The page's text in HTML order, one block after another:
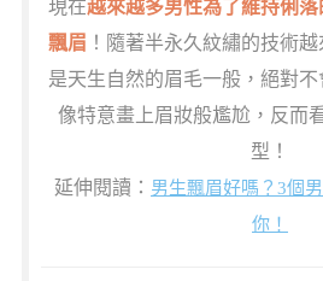
現在越來越多男性為了維持俐
飄眉 ！隨著半永久紋繡的技術
是天生自然的眉毛一般，絕對
像特意畫上眉妝般尷尬，反而
型！
延伸閱讀： 男生飄眉好嗎？3個
你！